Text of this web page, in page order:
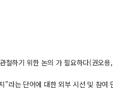
철하기 위한 논의 가 필요하다(권오용
라는 단어에 대한 외부 시선 및 참